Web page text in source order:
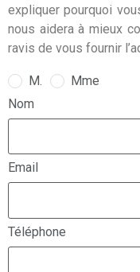
expliquer pourquoi
nous aidera à mieux
ravis de vous fournir
M.
Mme
Nom
Email
Téléphone